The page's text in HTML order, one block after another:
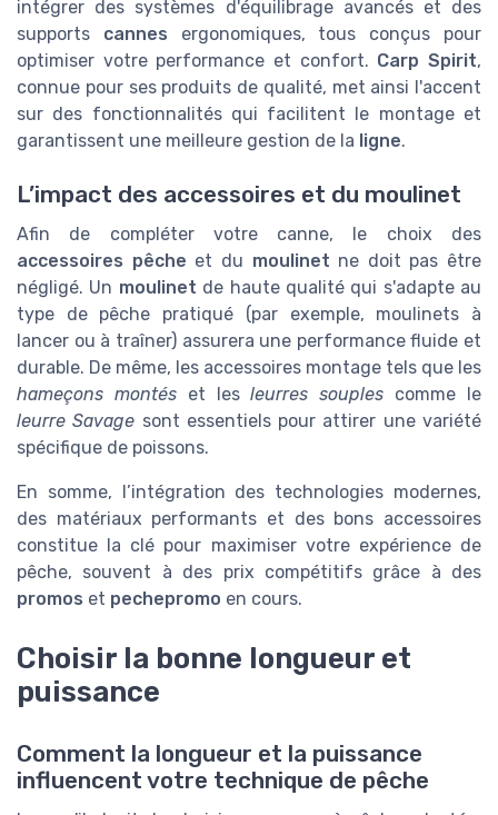
intégrer des systèmes d'équilibrage avancés et des
supports cannes ergonomiques, tous conçus pour
optimiser votre performance et confort. Carp Spirit,
connue pour ses produits de qualité, met ainsi l'accent
sur des fonctionnalités qui facilitent le montage et
garantissent une meilleure gestion de la ligne.
L’impact des accessoires et du moulinet
Afin de compléter votre canne, le choix des
accessoires pêche et du moulinet ne doit pas être
négligé. Un moulinet de haute qualité qui s'adapte au
type de pêche pratiqué (par exemple, moulinets à
lancer ou à traîner) assurera une performance fluide et
durable. De même, les accessoires montage tels que les
hameçons montéset lesleurres souples comme le
leurre Savage sont essentiels pour attirer une variété
spécifique de poissons.
En somme, l’intégration des technologies modernes,
des matériaux performants et des bons accessoires
constitue la clé pour maximiser votre expérience de
pêche, souvent à des prix compétitifs grâce à des
promos et pechepromo en cours.
Choisir la bonne longueur et
puissance
Comment la longueur et la puissance
influencent votre technique de pêche